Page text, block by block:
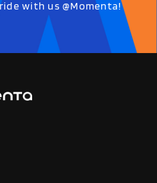
with us @Momenta!